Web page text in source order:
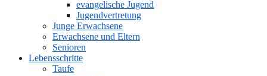
evangelische Jugend
Jugendvertretung
Junge Erwachsene
Erwachsene und Eltern
Senioren
Lebensschritte
Taufe